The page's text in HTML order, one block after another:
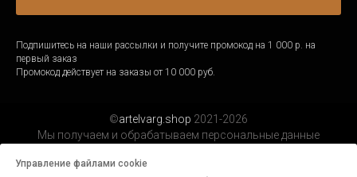
Подпишитесь на наши рассылки и получите промокод на 1 000 р. на
первый заказ
Промокод действует на заказы от 10 000 руб.
©artelvarg.shop 2021-2026
Мы получаем и обрабатываем персональные данные
Управление файлами cookie